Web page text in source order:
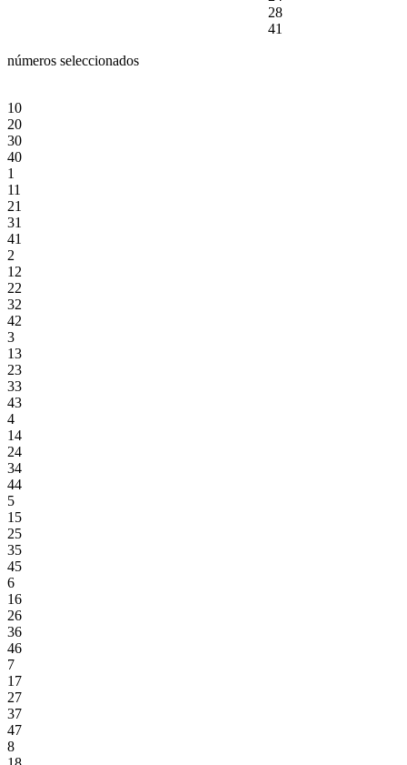
28
41
números seleccionados
10
20
30
40
1
11
21
31
41
2
12
22
32
42
3
13
23
33
43
4
14
24
34
44
5
15
25
35
45
6
16
26
36
46
7
17
27
37
47
8